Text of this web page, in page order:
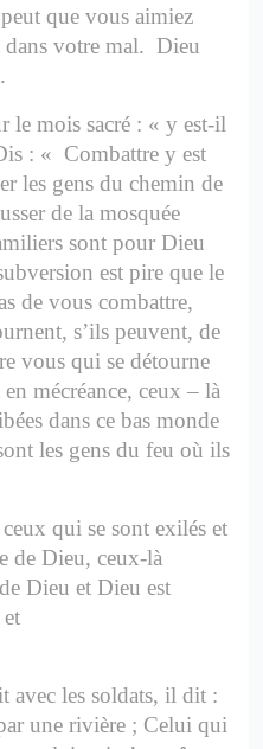
que vous aimiez
dans votre mal. Dieu
le mois sacré : « y est-il
: « Combattre y est
les gens du chemin de
de la mosquée
sont pour Dieu
est pire que le
de vous combattre,
s’ils peuvent, de
vous qui se détourne
mécréance, ceux – là
dans ce bas monde
les gens du feu où ils
qui se sont exilés et
de Dieu, ceux-là
Dieu et Dieu est
avec les soldats, il dit :
une rivière ; Celui qui